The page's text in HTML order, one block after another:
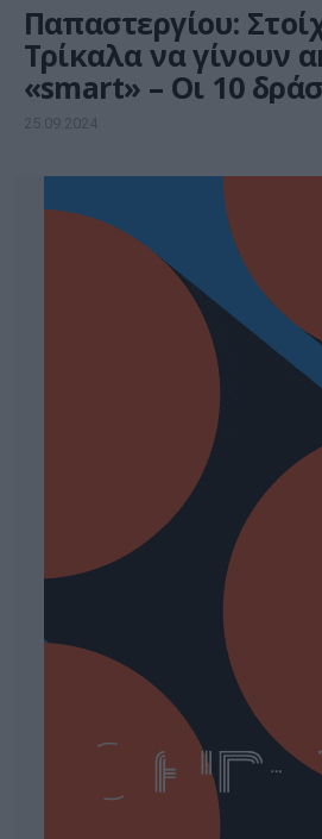
Παπαστεργίου:
Τρίκαλα να γίνουν
«smart» – Οι 10
«restart mAI city»
25.09.2024